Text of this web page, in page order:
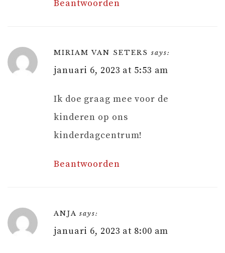
Beantwoorden
MIRIAM VAN SETERS says:
januari 6, 2023 at 5:53 am
Ik doe graag mee voor de
kinderen op ons
kinderdagcentrum!
Beantwoorden
ANJA says:
januari 6, 2023 at 8:00 am